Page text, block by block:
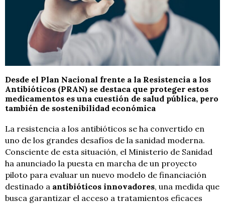
Desde el Plan Nacional frente a la Resistencia a los
Antibióticos (PRAN) se destaca que proteger estos
medicamentos es una cuestión de salud pública, pero
también de sostenibilidad económica
La resistencia a los antibióticos se ha convertido en
uno de los grandes desafíos de la sanidad moderna.
Consciente de esta situación, el Ministerio de Sanidad
ha anunciado la puesta en marcha de un proyecto
piloto para evaluar un nuevo modelo de financiación
destinado a antibióticos innovadores, una medida que
busca garantizar el acceso a tratamientos eficaces